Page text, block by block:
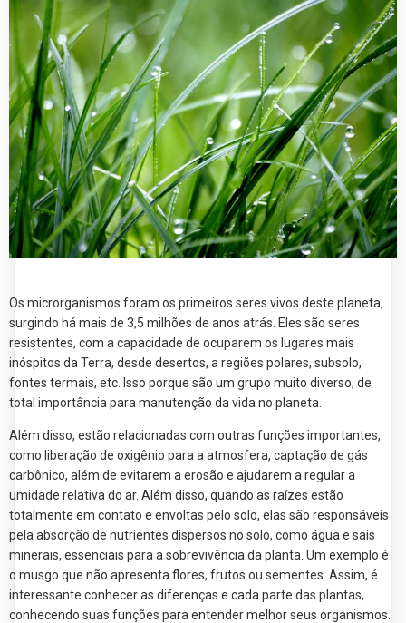
Os microrganismos foram os primeiros seres vivos deste planeta,
surgindo há mais de 3,5 milhões de anos atrás. Eles são seres
resistentes, com a capacidade de ocuparem os lugares mais
inóspitos da Terra, desde desertos, a regiões polares, subsolo,
fontes termais, etc. Isso porque são um grupo muito diverso, de
total importância para manutenção da vida no planeta.
Além disso, estão relacionadas com outras funções importantes,
como liberação de oxigênio para a atmosfera, captação de gás
carbônico, além de evitarem a erosão e ajudarem a regular a
umidade relativa do ar. Além disso, quando as raízes estão
totalmente em contato e envoltas pelo solo, elas são responsáveis
pela absorção de nutrientes dispersos no solo, como água e sais
minerais, essenciais para a sobrevivência da planta. Um exemplo é
o musgo que não apresenta flores, frutos ou sementes. Assim, é
interessante conhecer as diferenças e cada parte das plantas,
conhecendo suas funções para entender melhor seus organismos.